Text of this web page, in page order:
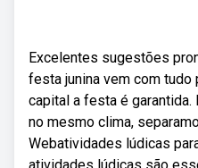
Excelentes sugestões
festa junina vem com tudo
capital a festa é garantida.
no mesmo clima,
Webatividades lúdicas